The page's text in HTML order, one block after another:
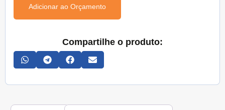
Adicionar ao Orçamento
Compartilhe o produto: